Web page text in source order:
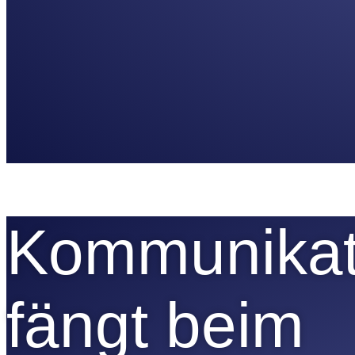
fängt beim